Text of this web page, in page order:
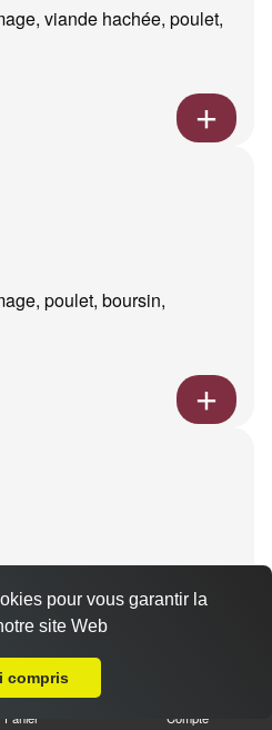
viande hachée, poulet,
poulet, boursin,
Panier Compte
pour vous garantir la
site Web
compris